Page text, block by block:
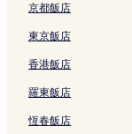
京都飯店
東京飯店
香港飯店
羅東飯店
恆春飯店